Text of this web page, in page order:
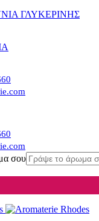
ΓΛΥΚΕΡΙΝΗΣ
σου